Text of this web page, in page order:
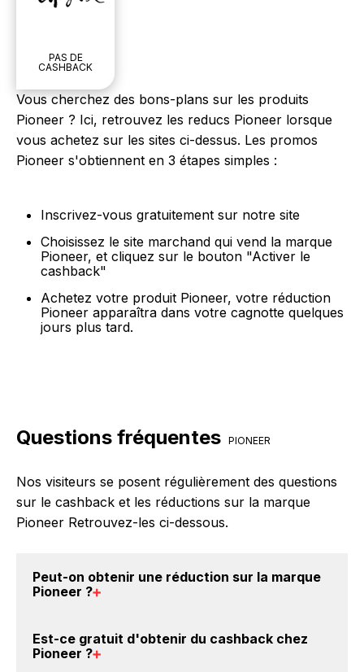
PAS DE
CASHBACK
Vous cherchez des bons-plans sur les produits
Pioneer ? Ici, retrouvez les reducs Pioneer lorsque
vous achetez sur les sites ci-dessus. Les promos
Pioneer s'obtiennent en 3 étapes simples :
Inscrivez-vous gratuitement sur notre site
Choisissez le site marchand qui vend la marque
Pioneer, et cliquez sur le bouton "Activer le
cashback"
Achetez votre produit Pioneer, votre réduction
Pioneer apparaîtra dans votre cagnotte quelques
jours plus tard.
Questions fréquentes PIONEER
Nos visiteurs se posent régulièrement des questions
sur le cashback et les réductions sur la marque
Pioneer Retrouvez-les ci-dessous.
Peut-on obtenir une réduction sur la marque
Pioneer ?
crédités sur votre cagnotte BackBackBack lorsque
Est-ce gratuit d'obtenir du cashback chez
Pioneer ?